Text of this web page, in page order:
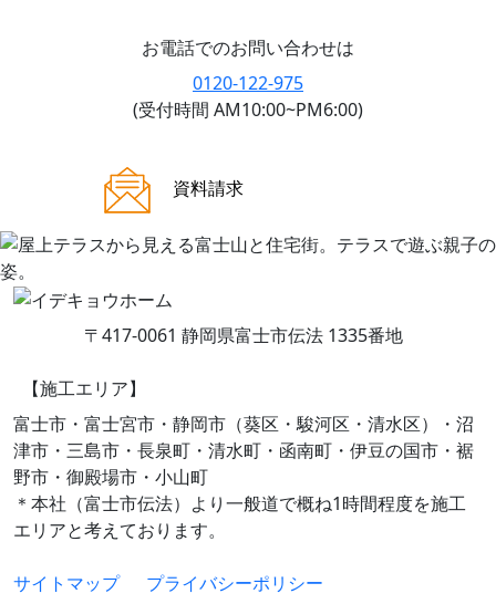
お電話でのお問い合わせは
0120-122-975
(受付時間 AM10:00~PM6:00)
資料請求
〒417-0061 静岡県富士市伝法 1335番地
【施工エリア】
富士市・富士宮市・静岡市（葵区・駿河区・清水区）・沼
津市・三島市・長泉町・清水町・函南町・伊豆の国市・裾
野市・御殿場市・小山町
＊本社（富士市伝法）より一般道で概ね1時間程度を施工
エリアと考えております。
サイトマップ
プライバシーポリシー